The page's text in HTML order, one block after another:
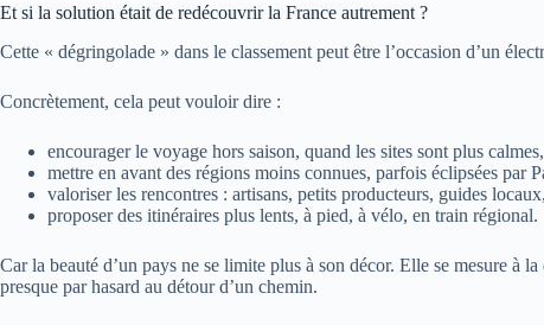
Et si la solution était de redécouvrir la France autrement ?
Cette « dégringolade » dans le classement peut être l’occasion d’un
Concrètement, cela peut vouloir dire :
encourager le voyage hors saison, quand les sites sont plus calmes,
mettre en avant des régions moins connues, parfois éclipsées par
valoriser les rencontres : artisans, petits producteurs, guides locaux,
proposer des itinéraires plus lents, à pied, à vélo, en train régional.
Car la beauté d’un pays ne se limite plus à son décor. Elle se mesure à
presque par hasard au détour d’un chemin.